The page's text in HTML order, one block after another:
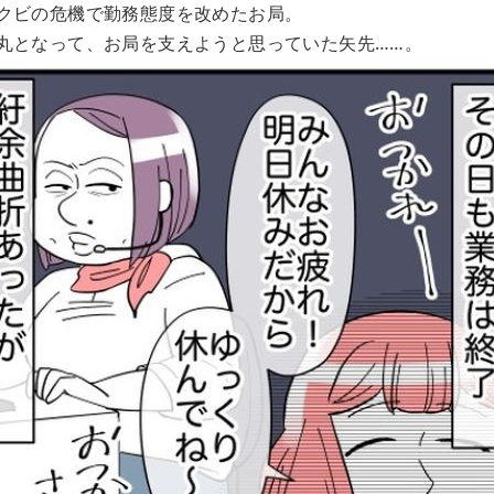
ビの危機で勤務態度を改めたお局。
となって、お局を支えようと思っていた矢先……。